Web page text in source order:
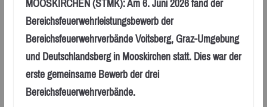
MOOSKIRCHEN (STMK): Am 6. Juni 2026 fand der
Bereichsfeuerwehrleistungsbewerb der
Bereichsfeuerwehrverbände Voitsberg, Graz-Umgebung
und Deutschlandsberg in Mooskirchen statt. Dies war der
erste gemeinsame Bewerb der drei
Bereichsfeuerwehrverbände.